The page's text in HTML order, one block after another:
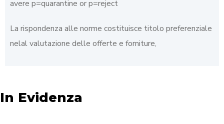
avere p=quarantine or p=reject
La rispondenza alle norme costituisce titolo preferenziale
nelal valutazione delle offerte e forniture,
In Evidenza